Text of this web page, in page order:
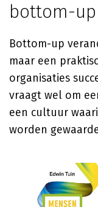
bottom-
Bottom-up
maar een
organisaties
vraagt wel om
een cultuur
worden